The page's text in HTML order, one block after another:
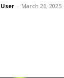
User - March 26, 2025